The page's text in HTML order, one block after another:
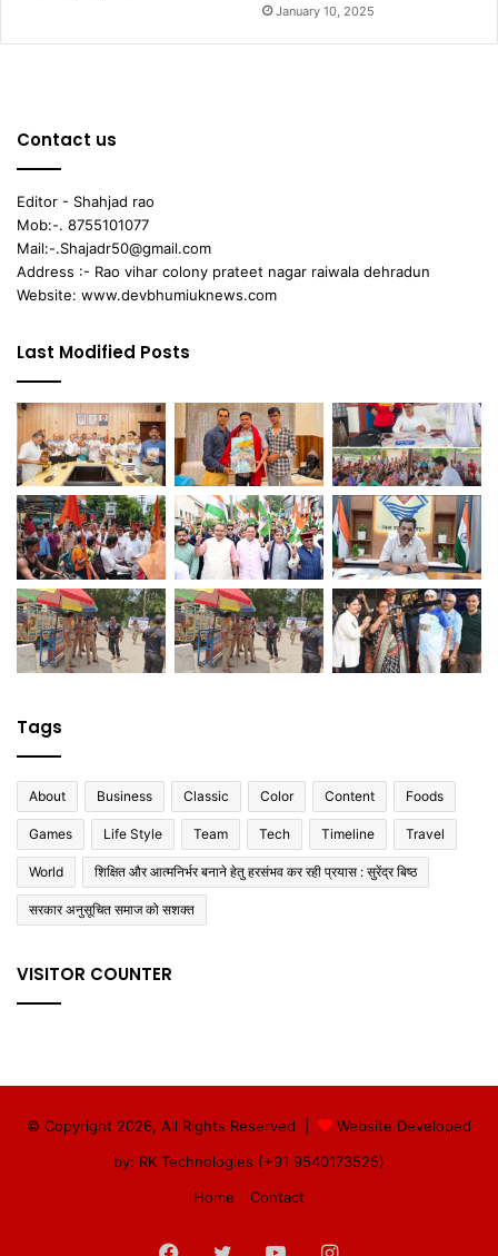
January 10, 2025
Contact us
Editor - Shahjad rao
Mob:-. 8755101077
Mail:-.Shajadr50@gmail.com
Address :- Rao vihar colony prateet nagar raiwala dehradun
Website: www.devbhumiuknews.com
Last Modified Posts
Tags
About Business Classic Color Content Foods
Games Life Style Team Tech Timeline Travel
World शिक्षित और आत्मनिर्भर बनाने हेतु हरसंभव कर रही प्रयास : सुरेंद्र बिष्ठ
सरकार अनुसूचित समाज को सशक्त
VISITOR COUNTER
© Copyright 2026, All Rights Reserved |
Website Developed
by: RK Technologies (+91 9540173525)
Home
Contact
Facebook
TwitterYouTubeInstagram